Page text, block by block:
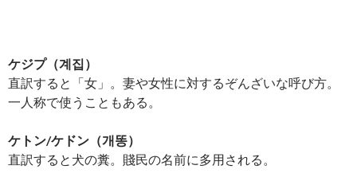
ケジプ（계집）
直訳すると「女」。妻や女性に対するぞんざいな呼び方。
一人称で使うこともある。
ケトン/ケドン（개똥）
直訳すると犬の糞。賤民の名前に多用される。